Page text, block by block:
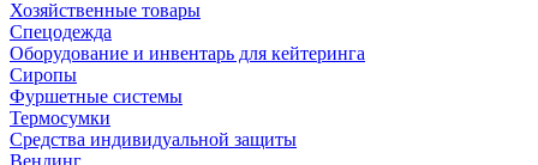
Хозяйственные товары
Спецодежда
Оборудование и инвентарь для кейтеринга
Сиропы
Фуршетные системы
Термосумки
Средства индивидуальной защиты
Вендинг